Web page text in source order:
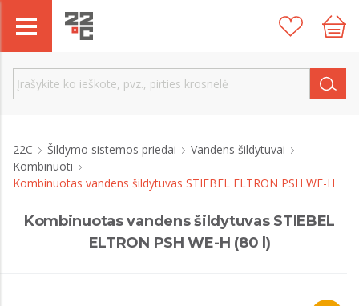
22C Šildymo sistemos priedai
Vandens šildytuvai
Kombinuoti
Kombinuotas vandens šildytuvas STIEBEL ELTRON PSH WE-H
Kombinuotas vandens šildytuvas STIEBEL
ELTRON PSH WE-H (80 l)